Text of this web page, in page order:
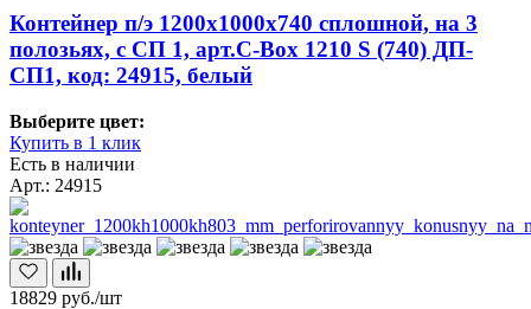
Контейнер п/э 1200х1000х740 сплошной, на 3
полозьях, с СП 1, арт.C-Box 1210 S (740) ДП-
СП1, код: 24915, белый
Выберите цвет:
Купить в 1 клик
Есть в наличии
Арт.: 24915
18829 руб./шт